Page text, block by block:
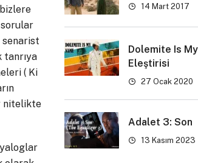
14 Mart 2017
Dolemite Is
Eleştirisi
27 Ocak 2020
Adalet 3: Son
13 Kasım 2023
sorular
senarist
tanrıya
( Ki
nitelikte